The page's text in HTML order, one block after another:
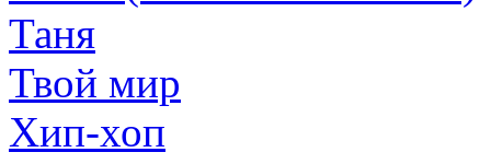
Таня
Твой мир
Хип-хоп